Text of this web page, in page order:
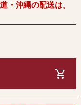
・沖縄の配送は、
shopping_cart